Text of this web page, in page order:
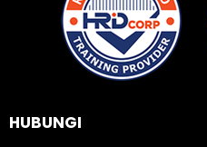
HUBUNGI